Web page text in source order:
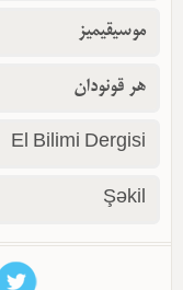
موسیقیمیز
هر قونودان
El Bilimi Dergisi
Şəkil